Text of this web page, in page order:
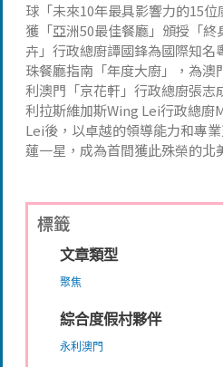
球「未來10年最具影響力的15
獲「亞洲50最佳餐廳」頒授「
卉」行政總廚譚國鋒為國際知名
珠餐廳指南「年度大廚」，為澳
利澳門「京花軒」行政總廚張志
利拉斯維加斯Wing Lei行政總廚
Lei後，以卓越的領導能力和專
蓮一星，成為首間獲此殊榮的北
標籤
文章類型
聚焦
綜合度假村夥伴
永利澳門